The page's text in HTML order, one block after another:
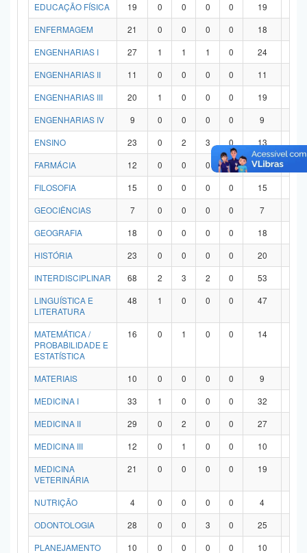
EDUCAÇÃO FÍSICA
19 0 0 0 0 19
ENFERMAGEM
21 0 0 0 0 18
ENGENHARIAS I
27 1 1 1 0 24
ENGENHARIAS II
11 0 0 0 0 11
ENGENHARIAS III
20 1 0 0 0 19
ENGENHARIAS IV
9 0 0 0 0 9
ENSINO
23 0 2 3 0 13
FARMÁCIA
12 0 0 0 0 12
FILOSOFIA
15 0 0 0 0 15
GEOCIÊNCIAS
7 0 0 0 0 7
GEOGRAFIA
18 0 0 0 0 18
HISTÓRIA
23 0 0 0 0 20
INTERDISCIPLINAR
68 2 3 2 0 53
LINGUÍSTICA E
LITERATURA
48 1 0 0 0 47
MATEMÁTICA /
PROBABILIDADE E
ESTATÍSTICA
16 0 1 0 0 14
MATERIAIS 10 0 0 0 0 9
MEDICINA I
33 1 0 0 0 32
MEDICINA II
29 0 2 0 0 27
MEDICINA III
12 0 1 0 0 10
MEDICINA
VETERINÁRIA
21 0 0 0 0 19
NUTRIÇÃO 4 0 0 0 0 4
ODONTOLOGIA
28 0 0 3 0 25
PLANEJAMENTO
10 0 0 0 0 10